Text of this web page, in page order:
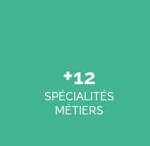
+12
SPÉCIALITÉS
MÉTIERS